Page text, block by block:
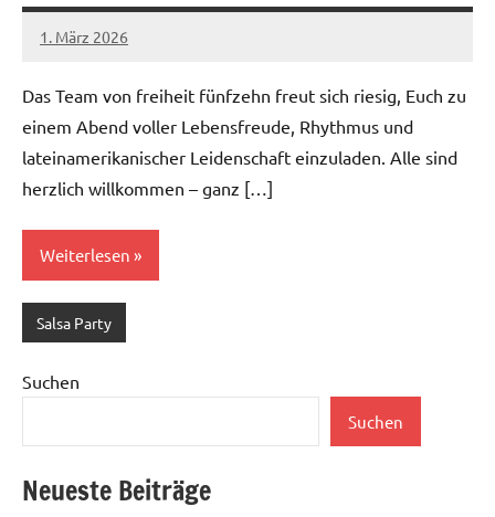
1. März 2026
Salsa-
Redaktion
Das Team von freiheit fünfzehn freut sich riesig, Euch zu
einem Abend voller Lebensfreude, Rhythmus und
lateinamerikanischer Leidenschaft einzuladen. Alle sind
herzlich willkommen – ganz […]
Weiterlesen
Salsa Party
Suchen
Suchen
Neueste Beiträge